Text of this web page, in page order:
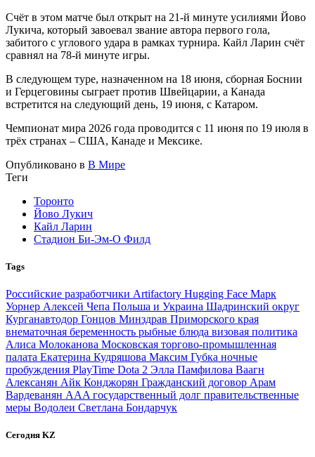
Счёт в этом матче был открыт на 21-й минуте усилиями Йово
Лукича, который завоевал звание автора первого гола,
забитого с углового удара в рамках турнира. Кайл Ларин счёт
сравнял на 78-й минуте игры.
В следующем туре, назначенном на 18 июня, сборная Боснии
и Герцеговины сыграет против Швейцарии, а Канада
встретится на следующий день, 19 июня, с Катаром.
Чемпионат мира 2026 года проводится с 11 июня по 19 июля в
трёх странах – США, Канаде и Мексике.
Опубликовано в В Мире
Теги
Торонто
Йово Лукич
Кайл Ларин
Стадион Би-Эм-О Филд
Tags
Российские разработчики Artifactory Hugging Face Марк
Уорнер Алексей Чепа Польша и Украина Шадринский округ
Курганавтодор Гонцов Минздрав Приморского края
внематочная беременность рыбные блюда визовая политика
Алиса Молоканова Московская торгово-промышленная
палата Екатерина Кудряшова Максим Губка ночные
пробуждения PlayTime Dota 2 Элла Памфилова Ваагн
Алексанян Айк Конджорян Гражданский договор Арам
Вардеванян AAA государственный долг правительственные
меры Водолеи Светлана Бондарчук
Сегодня KZ